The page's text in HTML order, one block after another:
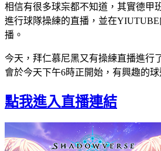
相信有很多球杗都不知道，其實德甲
進行球隊操練的直播，並在
播。
今天，拜仁慕尼黑又有操練直播進行
會於今天下午6時正開始，有興趣的球
點我進入直播連結